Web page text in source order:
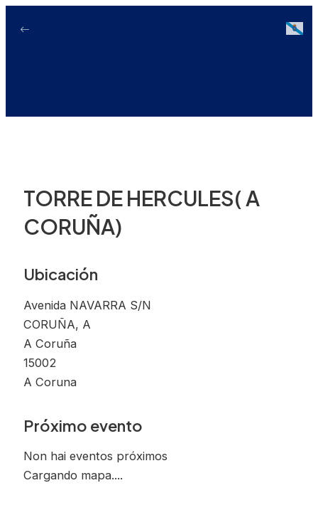
TORRE DE HERCULES( A
CORUÑA)
Ubicación
Avenida NAVARRA S/N
CORUÑA, A
A Coruña
15002
A Coruna
Próximo evento
Non hai eventos próximos
Cargando mapa....